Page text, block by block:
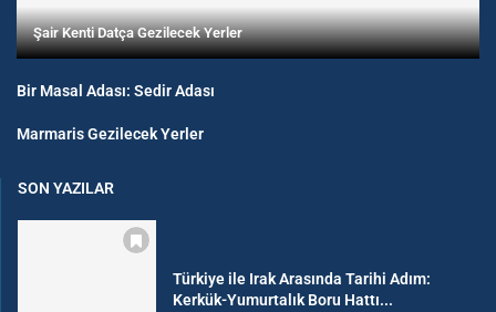
Şair Kenti Datça Gezilecek Yerler
Bir Masal Adası: Sedir Adası
Marmaris Gezilecek Yerler
SON YAZILAR
Türkiye ile Irak Arasında Tarihi Adım:
Kerkük-Yumurtalık Boru Hattı...